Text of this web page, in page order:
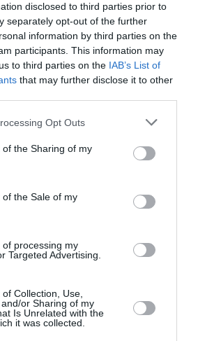
disclosed to third parties prior to
separately opt-out of the further
information by third parties on the
participants. This information may
to third parties on the IAB’s List of
that may further disclose it to other
Opt Outs
the Sharing of my
the Sale of my
processing my
Targeted Advertising.
Collection, Use,
or Sharing of my
Is Unrelated with the
it was collected.
L'ARTICLE
eux. Que le vol soit annulé ou
un avoir valable un an.